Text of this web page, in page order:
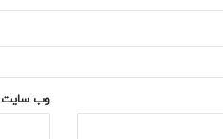
وب‌ سایت